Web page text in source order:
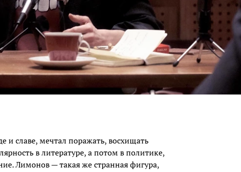
и славе, мечтал поражать, восхищать
в литературе, а потом в политике,
Лимонов — такая же странная фигура,